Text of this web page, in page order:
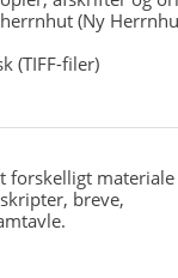
(Ny
(TIFF-filer)
forskelligt
breve,